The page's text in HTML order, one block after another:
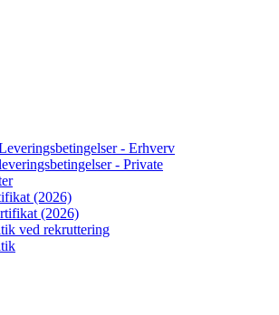
- Erhverv
- Private
(2026)
(2026)
ved rekruttering